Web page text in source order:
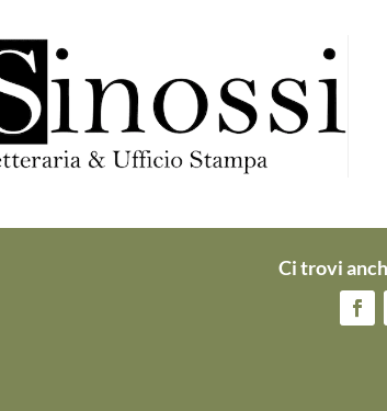
Ci trovi